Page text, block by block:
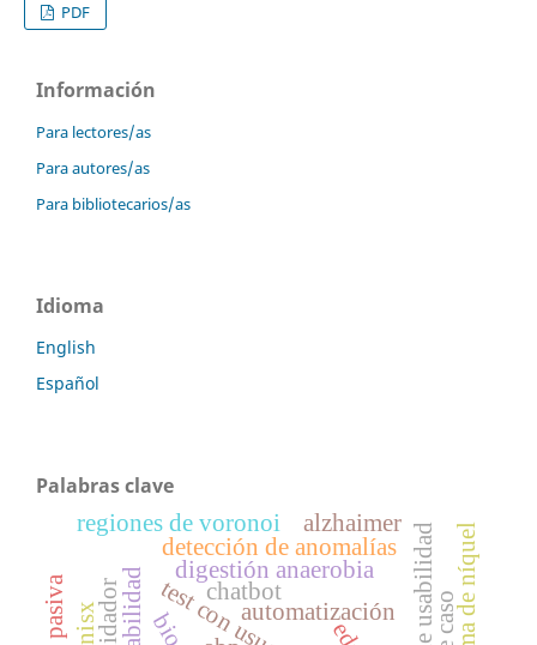
PDF
Información
Para lectores/as
Para autores/as
Para bibliotecarios/as
Idioma
English
Español
Palabras clave
usabilidad digestión anaerobia
automatización
detección de anomalías
regiones de voronoi
chatbot
alzhaimer
cuidador